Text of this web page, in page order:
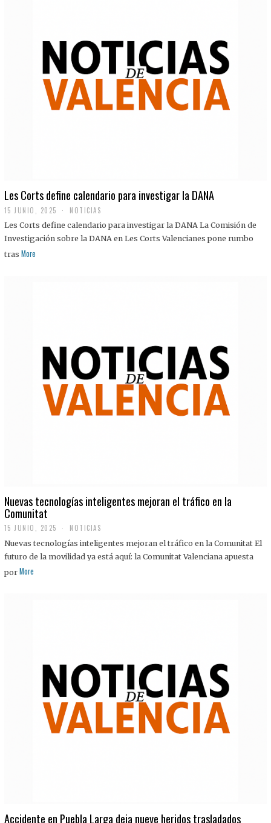
Les Corts define calendario para investigar la DANA
15 JUNIO, 2025 NOTICIAS
Les Corts define calendario para investigar la DANA La Comisión de
Investigación sobre la DANA en Les Corts Valencianes pone rumbo
tras More
Nuevas tecnologías inteligentes mejoran el tráfico en la
Comunitat
15 JUNIO, 2025 NOTICIAS
Nuevas tecnologías inteligentes mejoran el tráfico en la Comunitat El
futuro de la movilidad ya está aquí: la Comunitat Valenciana apuesta
por More
Accidente en Puebla Larga deja nueve heridos trasladados